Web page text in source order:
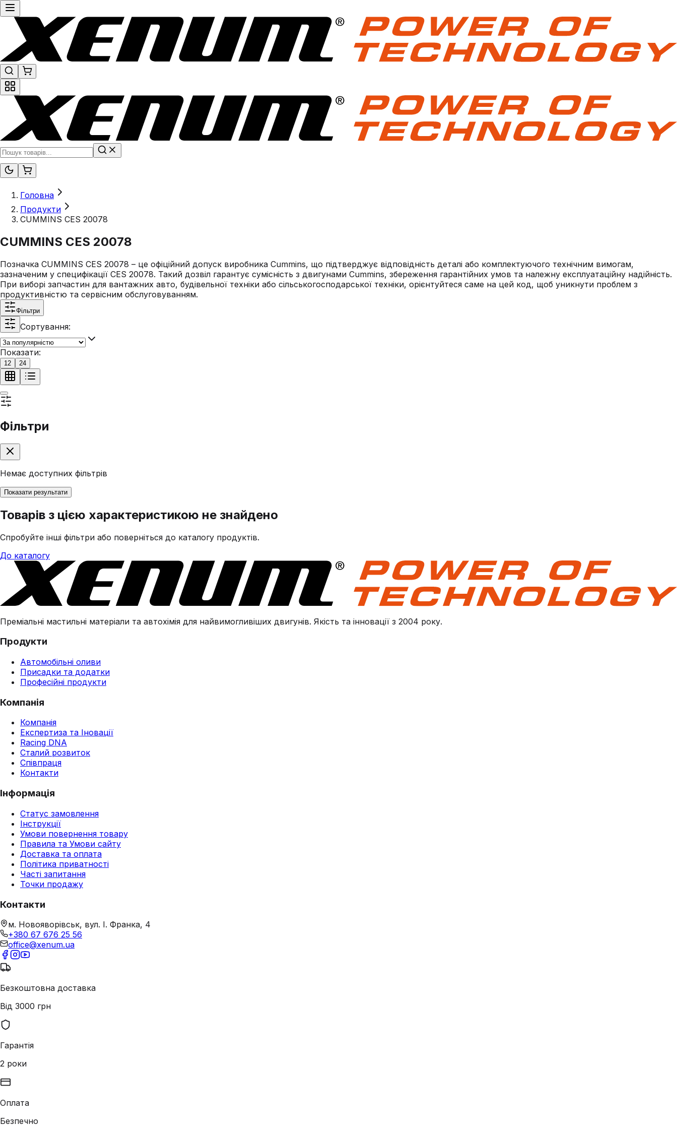
Головна
Продукти
CUMMINS CES 20078
CUMMINS CES 20078
Позначка CUMMINS CES 20078 – це офіційний допуск виробника Cummins, що підтверджує відповідність деталі або комплектуючого технічним вимогам,
зазначеним у специфікації CES 20078. Такий дозвіл гарантує сумісність з двигунами Cummins, збереження гарантійних умов та належну експлуатаційну надійність.
При виборі запчастин для вантажних авто, будівельної техніки або сільськогосподарської техніки, орієнтуйтеся саме на цей код, щоб уникнути проблем з
продуктивністю та сервісним обслуговуванням.
Фільтри
Сортування:
Показати:
12 24
Фільтри
Немає доступних фільтрів
Показати результати
Товарів з цією характеристикою не знайдено
Спробуйте інші фільтри або поверніться до каталогу продуктів.
До каталогу
Преміальні мастильні матеріали та автохімія для найвимогливіших двигунів. Якість та інновації з 2004 року.
Продукти
Автомобільні оливи
Присадки та додатки
Професійні продукти
Компанія
Компанія
Експертиза та Іновації
Racing DNA
Сталий розвиток
Співпраця
Контакти
Інформація
Статус замовлення
Інструкції
Умови повернення товару
Правила та Умови сайту
Доставка та оплата
Політика приватності
Часті запитання
Точки продажу
Контакти
м. Новояворівськ, вул. І. Франка, 4
+380 67 676 25 56
office@xenum.ua
Безкоштовна доставка
Від 3000 грн
Гарантія
2 роки
Оплата
Безпечно